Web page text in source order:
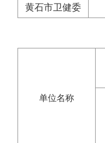
黄石市卫健委
单位名称